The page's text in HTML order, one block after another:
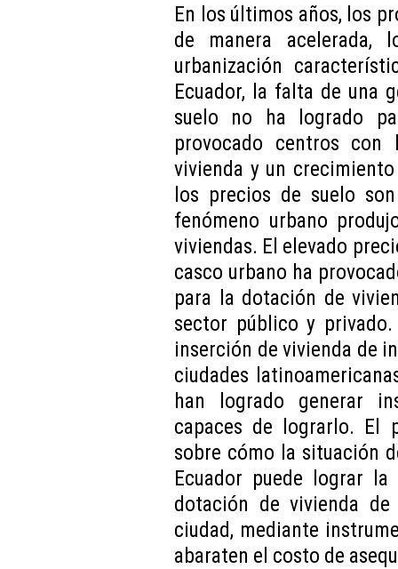
En los últimos años, los
de manera acelerada,
urbanización
Ecuador, la falta de una
suelo no ha logrado
provocado centros con
vivienda y un
los precios de suelo
fenómeno urbano
viviendas. El elevado
casco urbano ha
para la dotación de
sector público y
inserción de vivienda de
ciudades
han logrado generar
capaces de lograrlo. El
sobre cómo la situación
Ecuador puede lograr
dotación de vivienda
ciudad, mediante
abaraten el costo de